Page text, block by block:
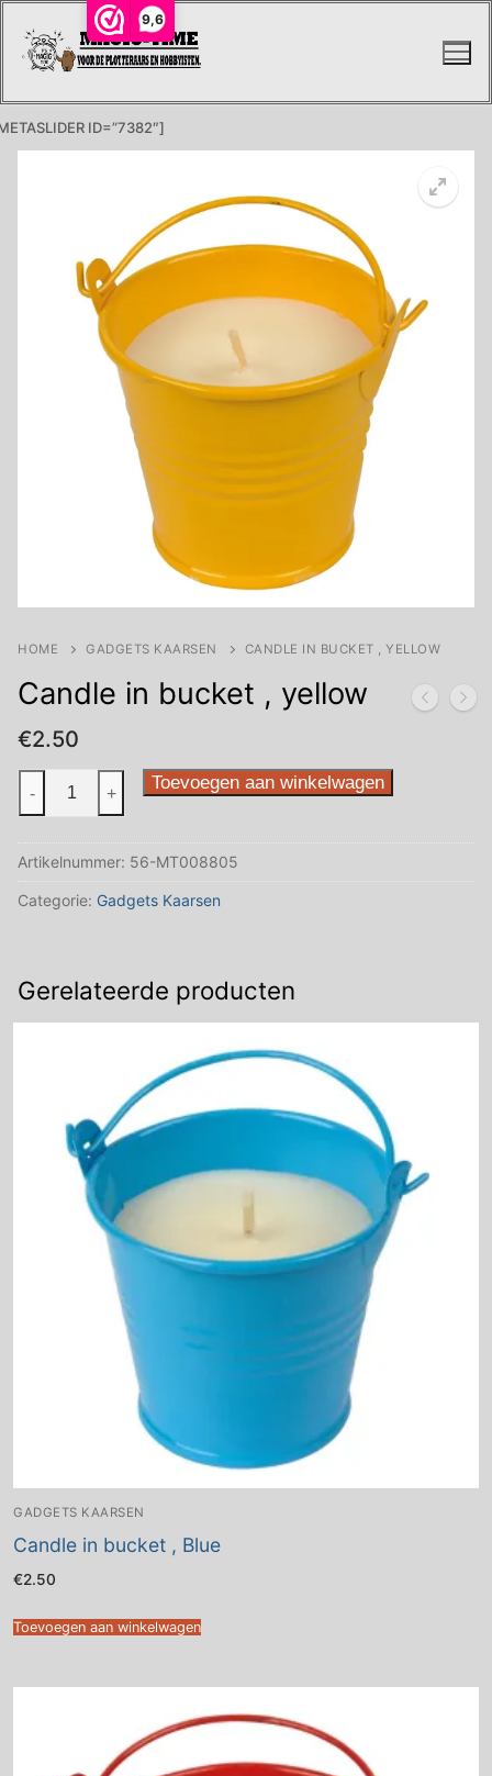
9,6
naar
ID=”7382″]
HOME GADGETS KAARSEN CANDLE IN BUCKET , YELLOW
Candle in bucket , yellow
€2.50
Candle
in
,
yellow
- + Toevoegen aan winkelwagen
Artikelnummer: 56-MT008805
Categorie: Gadgets Kaarsen
Gerelateerde producten
GADGETS KAARSEN
Candle in bucket , Blue
€2.50
Toevoegen aan winkelwagen